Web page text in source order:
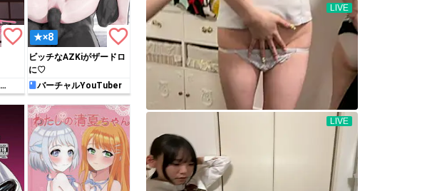
favorite_border ★×8 favorite_border
ビッチなAZKiがザードロ
に♡
バーチャルYouTuber